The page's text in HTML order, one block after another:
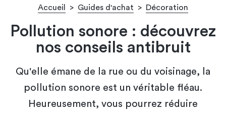
Accueil > Guides d'achat > Décoration
Pollution sonore : découvrez
nos conseils antibruit
Qu'elle émane de la rue ou du voisinage, la
pollution sonore est un véritable fléau.
Heureusement, vous pourrez réduire